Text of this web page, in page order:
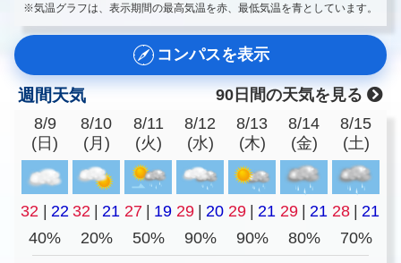
※気温グラフは、表示期間の最高気温を赤、最低気温を青としています。
コンパスを表示
週間天気
90日間の天気を見る
8/9
(日)
8/10
(月)
8/11
(火)
8/12
(水)
8/13
(木)
8/14
(金)
8/15
(土)
32 | 22 32 | 21 27 | 19 29 | 20 29 | 21 29 | 21 28 | 21
40%
20% 50% 90% 90% 80% 70%